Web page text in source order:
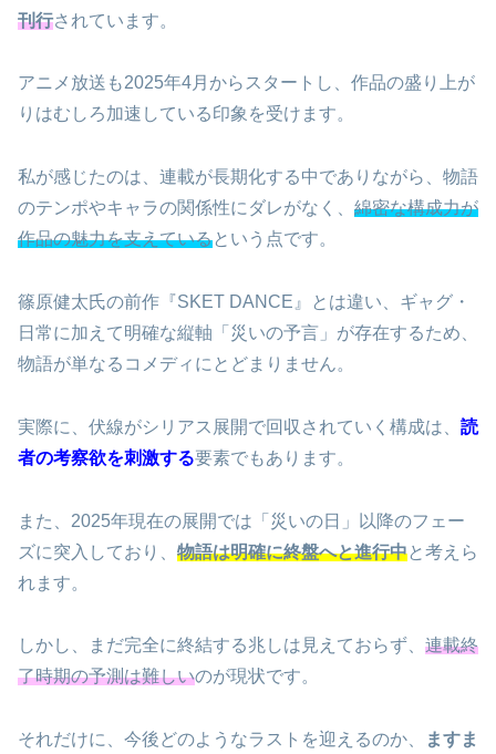
刊行されています。
アニメ放送も2025年4月からスタートし、作品の盛り上が
りはむしろ加速している印象を受けます。
私が感じたのは、連載が長期化する中でありながら、物語
のテンポやキャラの関係性にダレがなく、 綿密な構成力が
作品の魅力を支えているという点です。
篠原健太氏の前作『SKET DANCE』とは違い、ギャグ・
日常に加えて明確な縦軸「災いの予言」が存在するため、
物語が単なるコメディにとどまりません。
実際に、伏線がシリアス展開で回収されていく構成は、 読
者の考察欲を刺激する要素でもあります。
また、2025年現在の展開では「災いの日」以降のフェー
ズに突入しており、 物語は明確に終盤へと進行中と考えら
れます。
しかし、まだ完全に終結する兆しは見えておらず、 連載終
了時期の予測は難しいのが現状です。
それだけに、今後どのようなラストを迎えるのか、 ますま